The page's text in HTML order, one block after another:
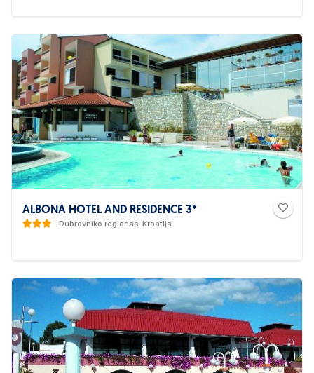
ALBONA HOTEL AND RESIDENCE 3*
Dubrovniko regionas, Kroatija